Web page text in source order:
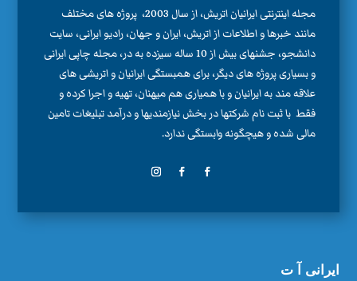
مجله اینترنتی ایرانیان اتریش، از سال 2003، پروژه های مختلف
مانند خبرها و اطلاعات از اتریش، ایران و جهان، رادیو ایرانی، سایت
دانشجو، جشنهای بیش از 10 ساله سیزده به در، مجله چاپی ایرانی
و بسیاری پروژه های دیگر، برای همبستگی ایرانیان و اتریشی های
علاقه مند به ایرانیان و با همیاری هم میهنان، تهیه و اجرا کرده و
فقط با ثبت نام شرکتها در بخش نیازمندیها و درآمد تبلیغات تامین
مالی شده و هیچگونه وابستگی ندارد.
ایرانی آ ت